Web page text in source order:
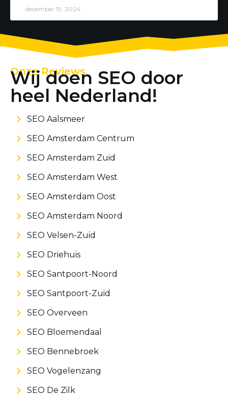
december 19, 2024
Onze Reviews
Wij doen SEO door
heel Nederland!
SEO Aalsmeer
SEO Amsterdam Centrum
SEO Amsterdam Zuid
SEO Amsterdam West
SEO Amsterdam Oost
SEO Amsterdam Noord
SEO Velsen-Zuid
SEO Driehuis
SEO Santpoort-Noord
SEO Santpoort-Zuid
SEO Overveen
SEO Bloemendaal
SEO Bennebroek
SEO Vogelenzang
SEO De Zilk